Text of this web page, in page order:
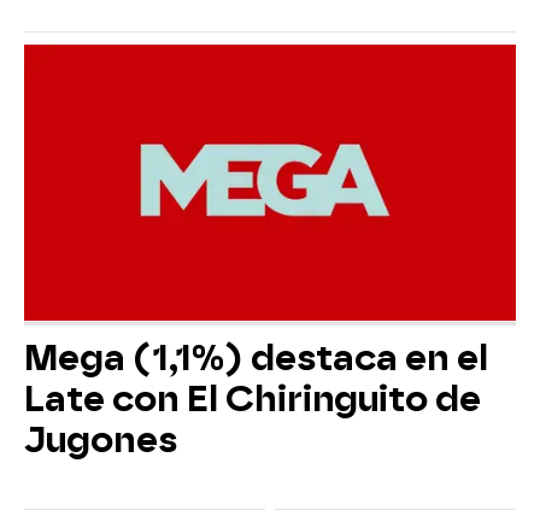
Mega (1,1%) destaca en el
Late con El Chiringuito de
Jugones